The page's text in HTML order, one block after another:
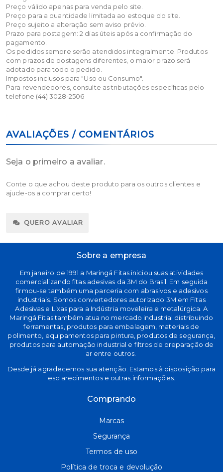
Preço válido apenas para venda pelo site.
Preço para a quantidade limitada ao estoque do site.
Preço sujeito a alteração sem aviso prévio.
Prazo para postagem: 2 dias úteis após a confirmação do
pagamento.
Os pedidos sempre serão atendidos integralmente. Produtos
com prazos de postagens diferentes, o maior prazo será
adotado para todo o pedido.
Impostos inclusos para "Uso ou Consumo".
Para revendedores, consulte as tributações específicas pelo
telefone (44) 3028-2506
AVALIAÇÕES / COMENTÁRIOS
Seja o primeiro a avaliar.
Conte o que achou deste produto para os outros clientes e
ajude-os a comprar certo!
QUERO AVALIAR
Sobre a empresa
Em janeiro de 1991 a Maringá Fitas iniciou suas atividades
comercializando fitas adesivas da 3M do Brasil. Em seguida
firmou-se também uma parceria com abrasivos e adesivos
industriais. Somos convertedores autorizado 3M em Fitas
Adesivas e Lixas para a Indústria moveleira e metalúrgica. A
Maringá Fitas também atua no mercado industrial distribuindo
ferramentas, produtos para embalagem, materiais de
polimento, equipamentos para pintura, produtos de segurança,
produtos para automação industrial e filtros de preparação de
ar entre outros.
Desde já agradecemos sua atenção. Estamos à disposição para
esclarecimentos e outras informações.
Comprando
Marcas
Segurança
Termos de uso
Política de troca e devolução